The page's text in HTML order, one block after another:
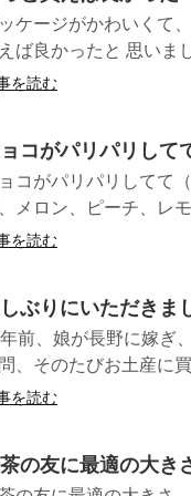
ケージがかわいくて
ば良かったと 思いま
を読む
コがパリパリして
コがパリパリしてて
メロン、ピーチ、レ
を読む
ぶりにいただきま
前、娘が長野に嫁ぎ
、そのたびお土産に
を読む
の友に最適の大き